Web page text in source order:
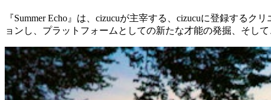
『Summer Echo』は、cizucuが主宰する、cizucuに登録する
ョンし、プラットフォームとしての新たな才能の発掘、そし